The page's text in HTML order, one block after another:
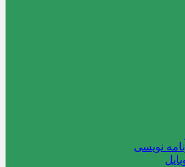
نویسی